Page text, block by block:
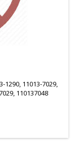
1290, 11013-7029,
110137048